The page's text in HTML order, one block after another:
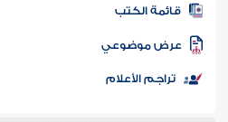
المكتبة
الكتب
موضوعي